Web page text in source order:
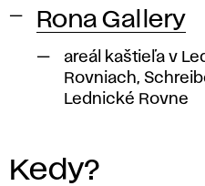
Rona Gallery
areál kaštieľa v
Rovniach,
Lednické Rovne
Kedy?